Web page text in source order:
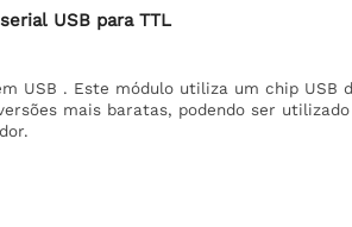
USB para TTL
USB . Este módulo utiliza um chip USB
mais baratas, podendo ser